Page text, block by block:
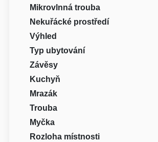
Mikrovlnná trouba
Nekuřácké prostředí
Výhled
Typ ubytování
Závěsy
Kuchyň
Mrazák
Trouba
Myčka
Rozloha místnosti